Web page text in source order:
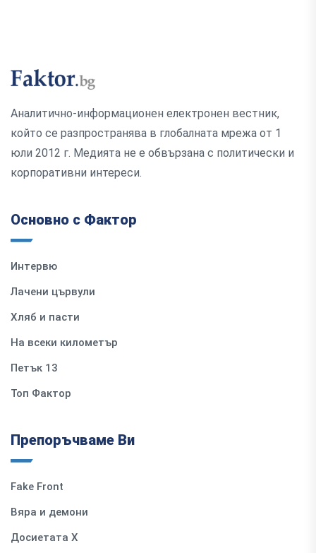
Аналитично-информационен електронен вестник,
който се разпространява в глобалната мрежа от 1
юли 2012 г. Медията не е обвързана с политически и
корпоративни интереси.
Основно с Фактор
Интервю
Лачени цървули
Хляб и пасти
На всеки километър
Петък 13
Топ Фактор
Препоръчваме Ви
Fake Front
Вяра и демони
Досиетата Х